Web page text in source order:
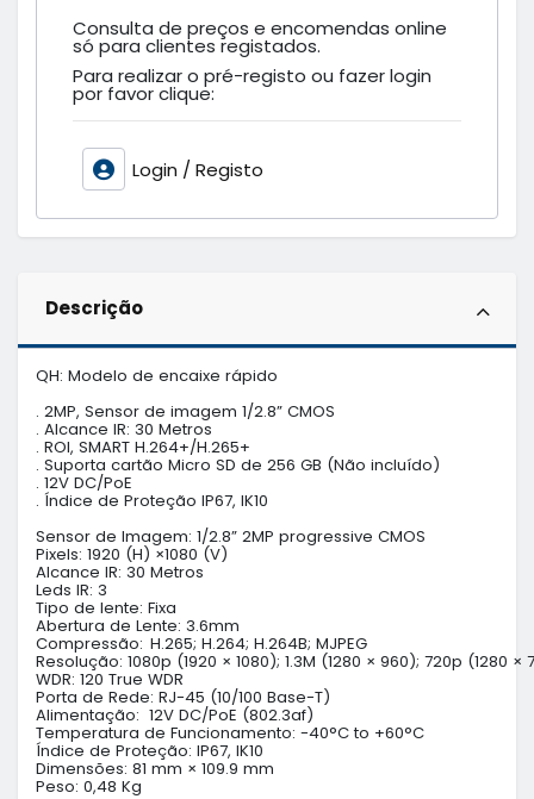
Consulta de preços e encomendas online
só para clientes registados.
Para realizar o pré-registo ou fazer login
por favor clique:
Login / Registo
Descrição
QH: Modelo de encaixe rápido
. 2MP, Sensor de imagem 1/2.8” CMOS
. Alcance IR: 30 Metros
. ROI, SMART H.264+/H.265+
. Suporta cartão Micro SD de 256 GB (Não incluído)
. 12V DC/PoE
. Índice de Proteção IP67, IK10
Sensor de Imagem: 1/2.8” 2MP progressive CMOS
Pixels: 1920 (H) ×1080 (V)
Alcance IR: 30 Metros
Leds IR: 3
Tipo de lente: Fixa
Abertura de Lente: 3.6mm
Compressão: 	H.265; H.264; H.264B; MJPEG
Resolução: 1080p (1920 × 1080); 1.3M (1280 × 960); 720p
WDR: 120 True WDR
Porta de Rede: RJ-45 (10/100 Base-T)
Alimentação:  12V DC/PoE (802.3af)
Temperatura de Funcionamento: -40°C to +60°C
Índice de Proteção: IP67, IK10
Dimensões: 81 mm × 109.9 mm
Peso: 0,48 Kg